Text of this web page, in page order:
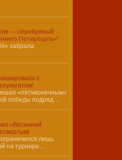
— серебряный
Петербурга»!
забрала
с
«пятиконечным»
победы подряд…
«Весенний
лишь
на турнире…